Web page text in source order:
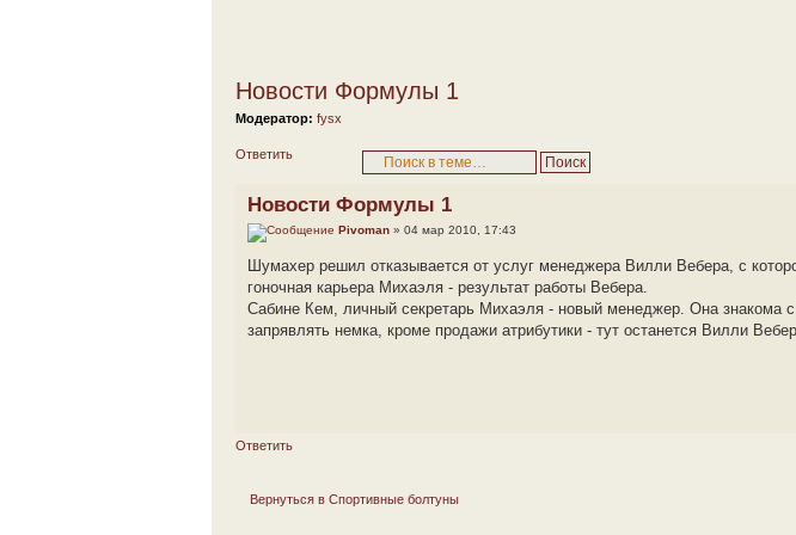
Новости Формулы 1
Модератор: fysx
Ответить
Новости Формулы 1
Pivoman » 04 мар 2010, 17:43
Шумахер решил отказывается от услуг менеджера Вилли Вебера, с
гоночная карьера Михаэля - результат работы Вебера.
Сабине Кем, личный секретарь Михаэля - новый менеджер. Она знакома
запрявлять немка, кроме продажи атрибутики - тут останется Вилли Вебер.
Ответить
Вернуться в Спортивные болтуны